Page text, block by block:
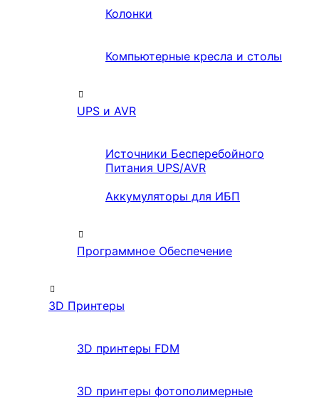
Колонки
Компьютерные кресла и столы
UPS и AVR
Источники Бесперебойного
Питания UPS/AVR
Аккумуляторы для ИБП
Программное Обеспечение
3D Принтеры
3D принтеры FDM
3D принтеры фотополимерные